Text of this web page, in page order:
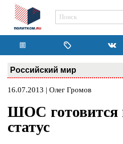
Российский мир
16.07.2013 | Олег Громов
ШОС готовится
статус